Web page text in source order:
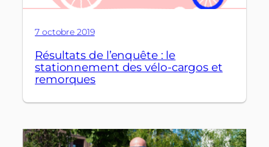
7 octobre 2019
Résultats de l’enquête : le
stationnement des vélo-cargos et
remorques